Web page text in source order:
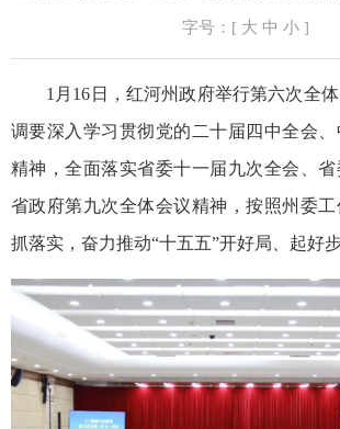
字号：[ 大 中 小 ]
1月16日，红河州政府举行第六次全
调要深入学习贯彻党的二十届四中全会
精神，全面落实省委十一届九次全会、
省政府第九次全体会议精神，按照州委工
抓落实，奋力推动“十五五”开好局、起好步